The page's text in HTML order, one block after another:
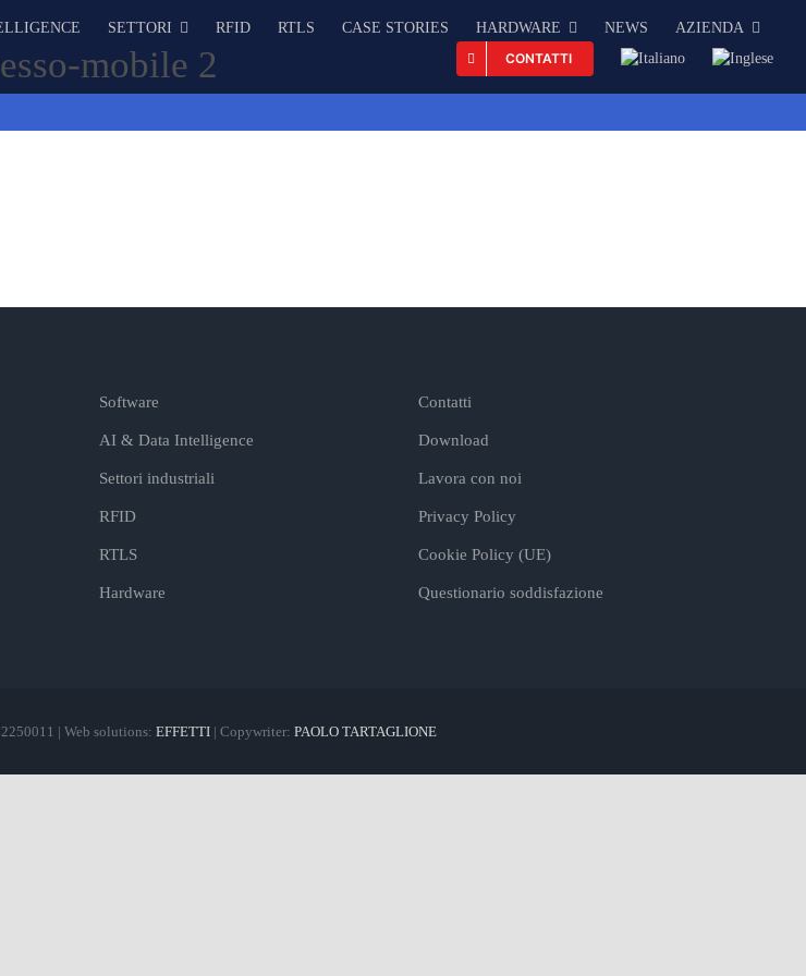
SETTORI RFID RTLS CASE STORIES HARDWARE NEWS
AZIENDA
CONTATTI
mobile 2
Software
AI & Data Intelligence
Settori industriali
RFID
RTLS
Hardware
Contatti
Download
Lavora con noi
Privacy Policy
Cookie Policy (UE)
Questionario soddisfazione
| Web solutions: EFFETTI | Copywriter: PAOLO TARTAGLIONE